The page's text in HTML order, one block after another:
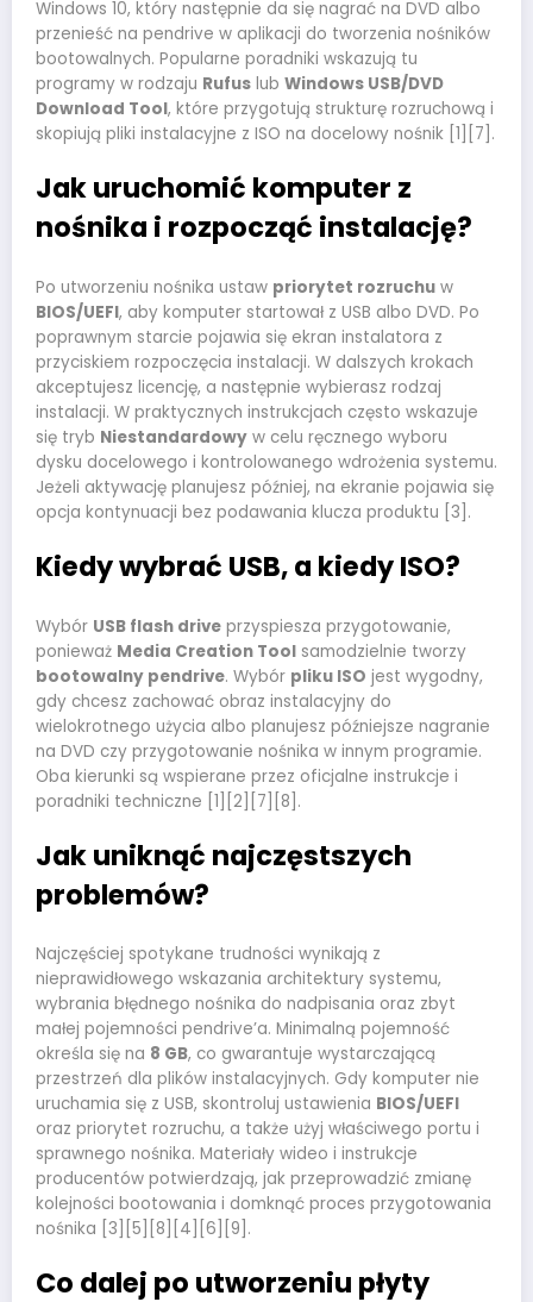
Windows 10, który następnie da się nagrać na DVD albo
przenieść na pendrive w aplikacji do tworzenia nośników
bootowalnych. Popularne poradniki wskazują tu
programy w rodzaju Rufus lub Windows USB/DVD
Download Tool, które przygotują strukturę rozruchową i
skopiują pliki instalacyjne z ISO na docelowy nośnik [1][7].
Jak uruchomić komputer z
nośnika i rozpocząć instalację?
Po utworzeniu nośnika ustaw priorytet rozruchu w
BIOS/UEFI, aby komputer startował z USB albo DVD. Po
poprawnym starcie pojawia się ekran instalatora z
przyciskiem rozpoczęcia instalacji. W dalszych krokach
akceptujesz licencję, a następnie wybierasz rodzaj
instalacji. W praktycznych instrukcjach często wskazuje
się tryb Niestandardowy w celu ręcznego wyboru
dysku docelowego i kontrolowanego wdrożenia systemu.
Jeżeli aktywację planujesz później, na ekranie pojawia się
opcja kontynuacji bez podawania klucza produktu [3].
Kiedy wybrać USB, a kiedy ISO?
Wybór USB flash drive przyspiesza przygotowanie,
ponieważ Media Creation Tool samodzielnie tworzy
bootowalny pendrive. Wybór pliku ISO jest wygodny,
gdy chcesz zachować obraz instalacyjny do
wielokrotnego użycia albo planujesz późniejsze nagranie
na DVD czy przygotowanie nośnika w innym programie.
Oba kierunki są wspierane przez oficjalne instrukcje i
poradniki techniczne [1][2][7][8].
Jak uniknąć najczęstszych
problemów?
Najczęściej spotykane trudności wynikają z
nieprawidłowego wskazania architektury systemu,
wybrania błędnego nośnika do nadpisania oraz zbyt
małej pojemności pendrive’a. Minimalną pojemność
określa się na 8 GB, co gwarantuje wystarczającą
przestrzeń dla plików instalacyjnych. Gdy komputer nie
uruchamia się z USB, skontroluj ustawienia BIOS/UEFI
oraz priorytet rozruchu, a także użyj właściwego portu i
sprawnego nośnika. Materiały wideo i instrukcje
producentów potwierdzają, jak przeprowadzić zmianę
kolejności bootowania i domknąć proces przygotowania
nośnika [3][5][8][4][6][9].
Co dalej po utworzeniu płyty